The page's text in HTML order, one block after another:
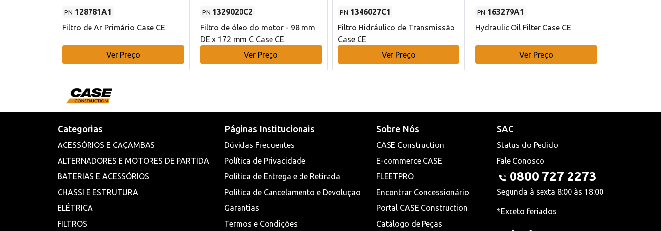
PN 128781A1
Filtro de Ar Primário Case CE
Ver Preço
PN 1329020C2
Filtro de óleo do motor - 98 mm
DE x 172 mm C Case CE
Ver Preço
PN 1346027C1
Filtro Hidráulico de Transmissão
Case CE
Ver Preço
PN 163279A1
Hydraulic Oil Filter Case CE
Ver Preço
Categorias
ACESSÓRIOS E CAÇAMBAS
ALTERNADORES E MOTORES DE PARTIDA
BATERIAS E ACESSÓRIOS
CHASSI E ESTRUTURA
ELÉTRICA
FILTROS
Páginas Institucionais
Dúvidas Frequentes
Política de Privacidade
Política de Entrega e de Retirada
Política de Cancelamento e Devoluçao
Garantias
Termos e Condições
Sobre Nós
CASE Construction
E-commerce CASE
FLEETPRO
Encontrar Concessionário
Portal CASE Construction
Catálogo de Peças
SAC
Status do Pedido
Fale Conosco
0800 727 2273
Segunda à sexta 8:00 às 18:00
*Exceto feriados